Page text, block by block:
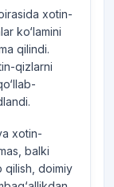
xotin-
ko‘lamini
qilindi.
qizlarni
xotin-
balki
qilish, doimiy